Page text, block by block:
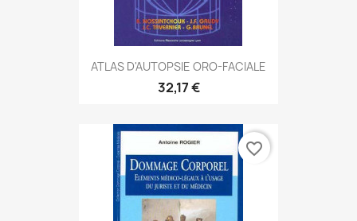
ATLAS D'AUTOPSIE ORO-FACIALE
32,17 €
favorite_border